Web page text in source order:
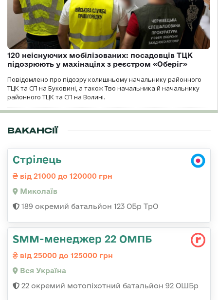
120 неіснуючих мобілізованих: посадовців ТЦК
підозрюють у махінаціях з реєстром «Оберіг»
Повідомлено про підозру колишньому начальнику районного
ТЦК та СП на Буковині, а також Тво начальника й начальнику
районного ТЦК та СП на Волині.
ВАКАНСІЇ
Стрілець
від 21000 до 120000 грн
Миколаїв
189 окремий батальйон 123 ОБр ТрО
SMM-менеджер 22 ОМПБ
від 25000 до 125000 грн
Вся Україна
22 окремий мотопіхотний батальйон 92 ОШБр